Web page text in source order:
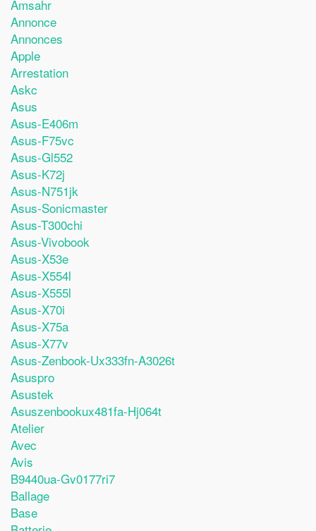
Amsahr
Annonce
Annonces
Apple
Arrestation
Askc
Asus
Asus-E406m
Asus-F75vc
Asus-Gl552
Asus-K72j
Asus-N751jk
Asus-Sonicmaster
Asus-T300chi
Asus-Vivobook
Asus-X53e
Asus-X554l
Asus-X555l
Asus-X70i
Asus-X75a
Asus-X77v
Asus-Zenbook-Ux333fn-A3026t
Asuspro
Asustek
Asuszenbookux481fa-Hj064t
Atelier
Avec
Avis
B9440ua-Gv0177ri7
Ballage
Base